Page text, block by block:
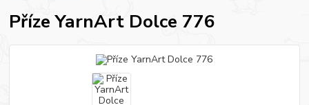
Příze YarnArt Dolce 776